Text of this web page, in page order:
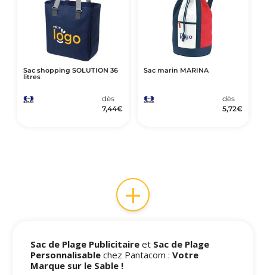
Sac shopping SOLUTION 36
litres
dès
7,44€
Sac marin MARINA
dès
5,72€
+
Sac de Plage Publicitaire et Sac de Plage
Personnalisable chez Pantacom :Votre
Marque sur le Sable !